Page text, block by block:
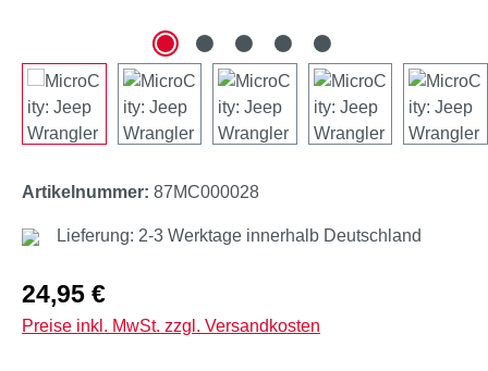
Artikelnummer: 87MC000028
Lieferung: 2-3 Werktage innerhalb Deutschland
Regulärer Preis:
24,95 €
Preise inkl. MwSt. zzgl. Versandkosten